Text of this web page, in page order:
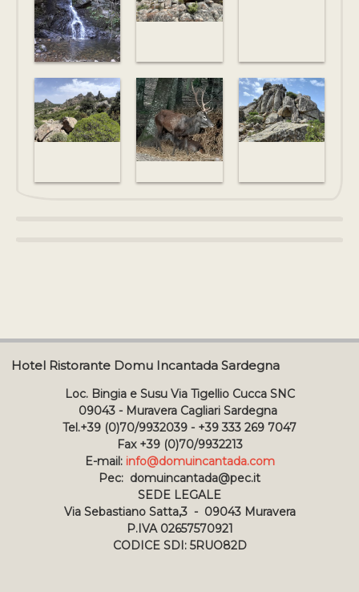
Hotel Ristorante Domu Incantada Sardegna
Loc. Bingia e Susu Via Tigellio Cucca SNC
09043 - Muravera Cagliari Sardegna
Tel.+39 (0)70/9932039 - +39 333 269 7047
Fax +39 (0)70/9932213
E-mail: info@domuincantada.com
Pec: domuincantada@pec.it
SEDE LEGALE
Via Sebastiano Satta,3 - 09043 Muravera
P.IVA 02657570921
CODICE SDI: 5RUO82D